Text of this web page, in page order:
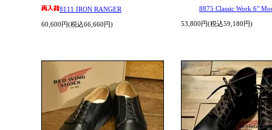
8111 IRON RANGER
60,600円(税込66,660円)
8875 Classic Work 6"
53,800円(税込59,180円)